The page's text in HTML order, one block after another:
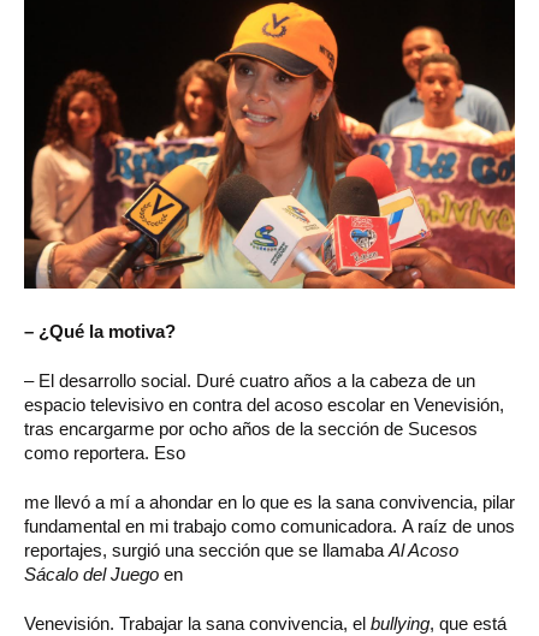
– ¿Qué la motiva?
– El desarrollo social. Duré cuatro años a la cabeza de un
espacio televisivo en contra del acoso escolar en Venevisión,
tras encargarme por ocho años de la sección de Sucesos
como reportera. Eso
me llevó a mí a ahondar en lo que es la sana convivencia, pilar
fundamental en mi trabajo como comunicadora. A raíz de unos
reportajes, surgió una sección que se llamaba Al Acoso
Sácalo del Juego en
Venevisión. Trabajar la sana convivencia, el bullying, que está